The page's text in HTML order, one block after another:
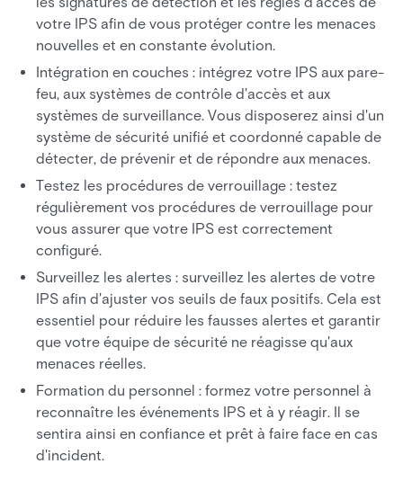
votre IPS afin de vous protéger contre les menaces
nouvelles et en constante évolution.
Intégration en couches : intégrez votre IPS aux pare-
feu, aux systèmes de contrôle d'accès et aux
systèmes de surveillance. Vous disposerez ainsi d'un
système de sécurité unifié et coordonné capable de
détecter, de prévenir et de répondre aux menaces.
Testez les procédures de verrouillage : testez
régulièrement vos procédures de verrouillage pour
vous assurer que votre IPS est correctement
configuré.
Surveillez les alertes : surveillez les alertes de votre
IPS afin d'ajuster vos seuils de faux positifs. Cela est
essentiel pour réduire les fausses alertes et garantir
que votre équipe de sécurité ne réagisse qu'aux
menaces réelles.
Formation du personnel : formez votre personnel à
reconnaître les événements IPS et à y réagir. Il se
sentira ainsi en confiance et prêt à faire face en cas
d'incident.